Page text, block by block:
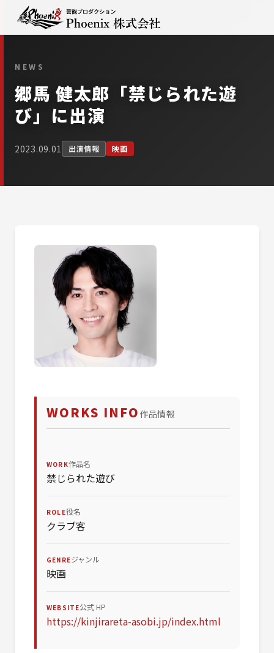
NEWS
郷馬 健太郎「禁じられた遊
び」に出演
2023.09.01 出演情報 映画
WORKS INFO 作品情報
WORK作品名
禁じられた遊び
ROLE役名
クラブ客
GENREジャンル
映画
WEBSITE公式 HP
https://kinjirareta-asobi.jp/index.html